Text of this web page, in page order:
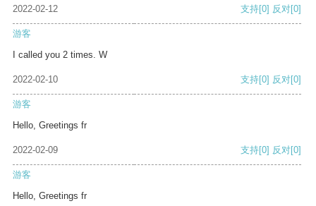
2022-02-12 支持[0] 反对[0]
游客
I called you 2 times. W
2022-02-10 支持[0] 反对[0]
游客
Hello, Greetings fr
2022-02-09 支持[0] 反对[0]
游客
Hello, Greetings fr